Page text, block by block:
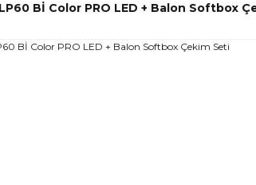
Bİ Color PRO LED + Balon Softbox